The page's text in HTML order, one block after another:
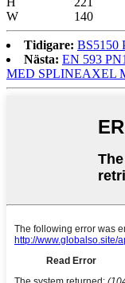
W
140
Tidigare: BS5150
Nästa: EN 593
MED SPLINEAXEL